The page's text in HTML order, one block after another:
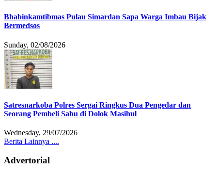
Bhabinkamtibmas Pulau Simardan Sapa Warga Imbau Bijak
Bermedsos
Sunday, 02/08/2026
Satresnarkoba Polres Sergai Ringkus Dua Pengedar dan
Seorang Pembeli Sabu di Dolok Masihul
Wednesday, 29/07/2026
Berita Lainnya ....
Advertorial